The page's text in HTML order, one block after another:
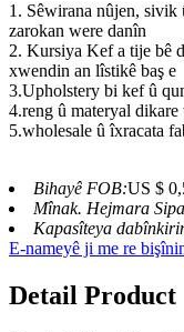
1. Sêwirana nûjen, sivik
zarokan were danîn
2. Kursiya Kef a tije bê
xwendin an lîstikê baş e
3.Upholstery bi kef û
4.reng û materyal
5.wholesale û îxracata
Bihayê FOB:US $
Mînak. Hejmara
Kapasîteya
E-nameyê ji me re
Detail Product